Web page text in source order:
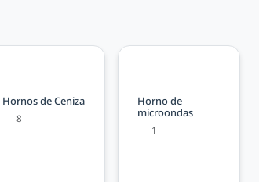
Hornos de Ceniza
8
Horno de
microondas
1